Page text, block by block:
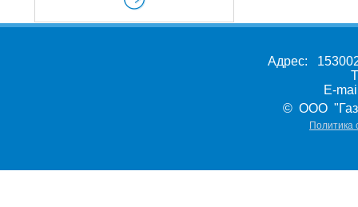
Адрес:
E-
© ООО
Политика